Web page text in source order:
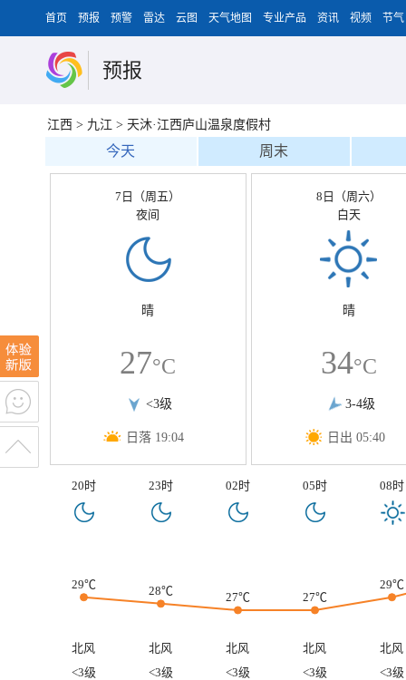
首页 预报 预警 雷达 云图 天气地图 专业产品 资讯 视频 节气
预报
江西 > 九江 > 天沐·江西庐山温泉度假村
今天 周末
7日（周五）
夜间
晴
27°C
<3级
日落 19:04
8日（周六）
白天
晴
34°C
3-4级
日出 05:40
20时 23时 02时 05时 08时
29℃ 28℃ 27℃ 27℃
29℃
北风 北风 北风 北风
北风
<3级
<3级 <3级 <3级 <3级